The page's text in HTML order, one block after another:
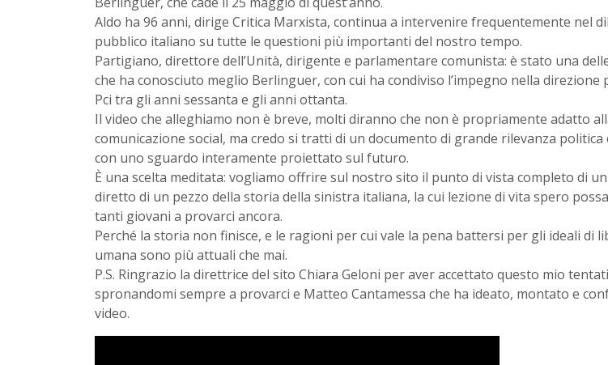
Aldo ha 96 anni, dirige Critica Marxista, continua a intervenire frequentemente nel
pubblico italiano su tutte le questioni più importanti del nostro tempo.
Partigiano, direttore dell’Unità, dirigente e parlamentare comunista: è stato una
che ha conosciuto meglio Berlinguer, con cui ha condiviso l’impegno nella direzione
Pci tra gli anni sessanta e gli anni ottanta.
Il video che alleghiamo non è breve, molti diranno che non è propriamente adatto
comunicazione social, ma credo si tratti di un documento di grande rilevanza politica
con uno sguardo interamente proiettato sul futuro.
È una scelta meditata: vogliamo offrire sul nostro sito il punto di vista completo di
diretto di un pezzo della storia della sinistra italiana, la cui lezione di vita spero
tanti giovani a provarci ancora.
Perché la storia non finisce, e le ragioni per cui vale la pena battersi per gli ideali di
umana sono più attuali che mai.
P.S. Ringrazio la direttrice del sito Chiara Geloni per aver accettato questo mio
spronandomi sempre a provarci e Matteo Cantamessa che ha ideato, montato e
video.